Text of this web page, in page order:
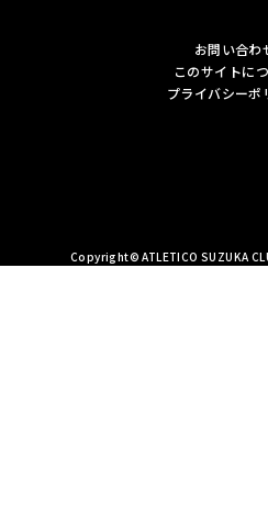
お問い合わ
このサイトに
プライバシーポ
Copyright© ATLETICO SUZUKA